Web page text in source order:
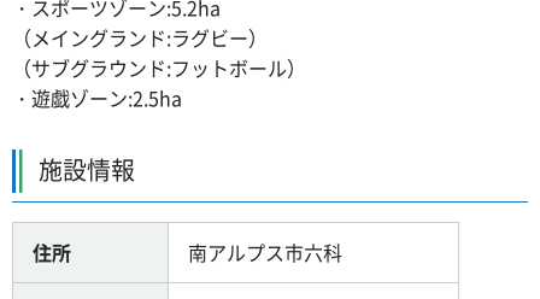
・スポーツゾーン:5.2ha
（メイングランド:ラグビー）
（サブグラウンド:フットボール）
・遊戯ゾーン:2.5ha
施設情報
住所 南アルプス市六科